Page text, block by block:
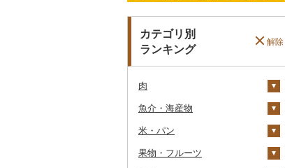
カテゴリ別
ランキング
解除
肉
牛肉（精肉）
ステーキ
すき焼き
牛肉（加工品）
ハンバーグ
豚肉（精肉）
魚介・海産物
カニ
ズワイガニ
エビ
米・パン
米
果物・フルーツ